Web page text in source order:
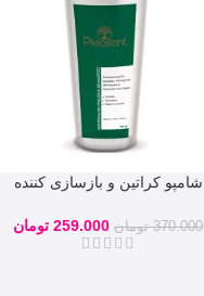
شامپو كراتین و بازسازی كننده
370.000 تومان 259.000 تومان